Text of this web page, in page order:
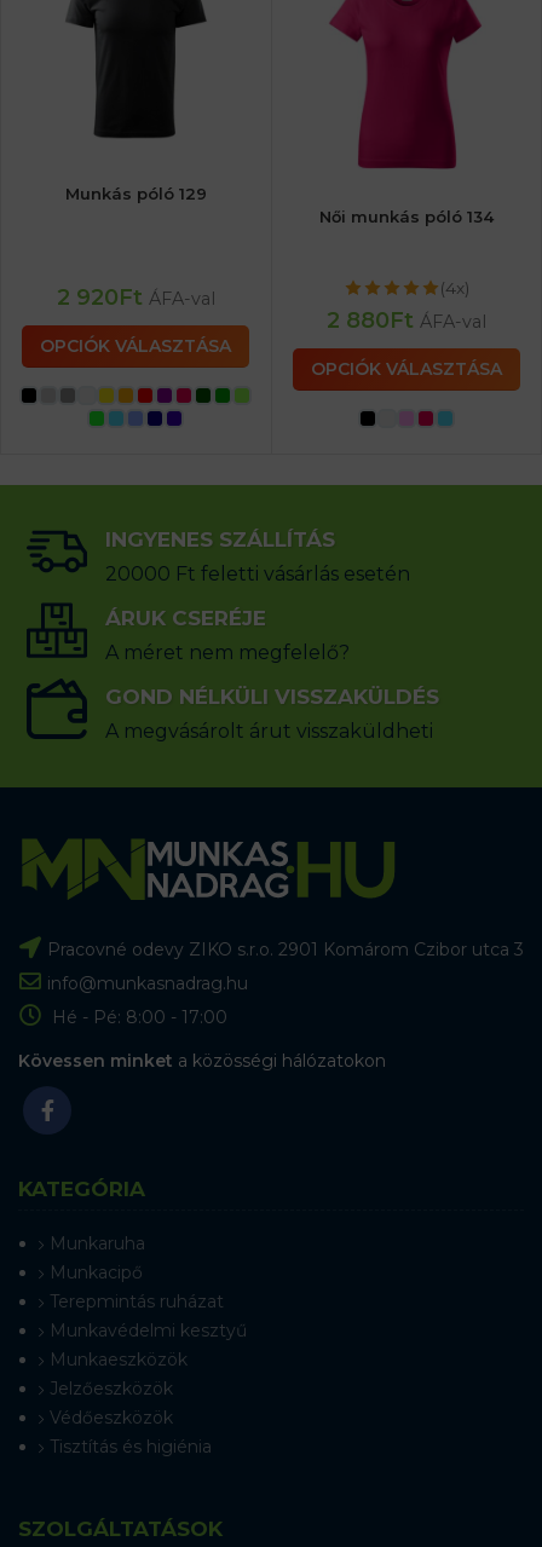
Munkás póló 129
2 920Ft ÁFA-val
OPCIÓK VÁLASZTÁSA
Női munkás póló 134
(4x)
2 880Ft ÁFA-val
OPCIÓK VÁLASZTÁSA
INGYENES SZÁLLÍTÁS
20000 Ft feletti vásárlás esetén
ÁRUK CSERÉJE
A méret nem megfelelő?
GOND NÉLKÜLI VISSZAKÜLDÉS
A megvásárolt árut visszaküldheti
Pracovné odevy ZIKO s.r.o. 2901 Komárom Czibor utca 3
info@munkasnadrag.hu
Hé - Pé: 8:00 - 17:00
Kövessen minket a közösségi hálózatokon
KATEGÓRIA
Munkaruha
Munkacipő
Terepmintás ruházat
Munkavédelmi kesztyű
Munkaeszközök
Jelzőeszközök
Védőeszközök
Tisztítás és higiénia
SZOLGÁLTATÁSOK